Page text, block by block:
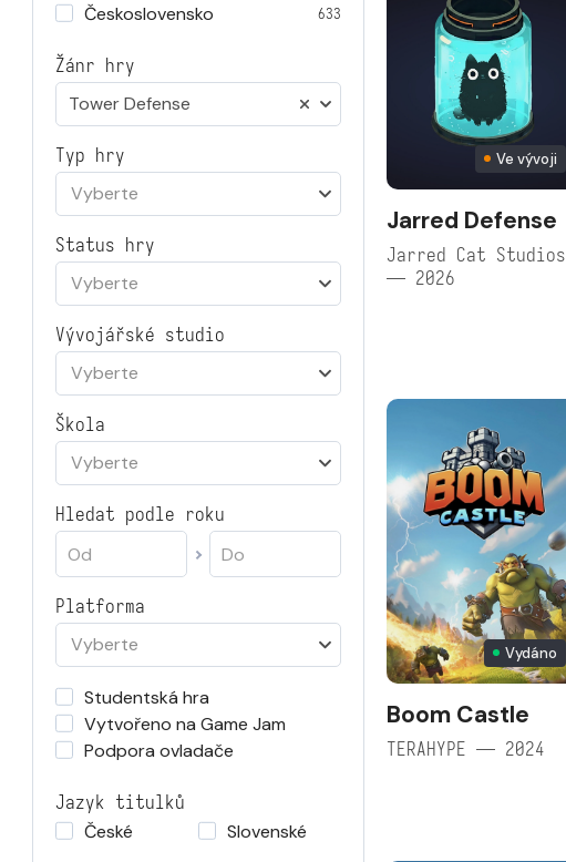
Československo 633
Žánr hry
Tower Defense
Typ hry
Vyberte
Status hry
Vyberte
Vývojářské studio
Vyberte
Škola
Vyberte
Hledat podle roku
Platforma
Vyberte
Studentská hra
Vytvořeno na Game Jam
Podpora ovladače
Jazyk titulků
České
Slovenské
Ve vývoji
Jarred Defense
Jarred Cat Studios
— 2026
Vydáno
Boom Castle
TERAHYPE — 2024